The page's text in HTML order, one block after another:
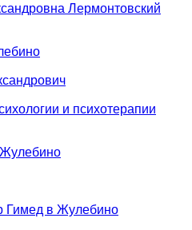
Лермонтовский
и психотерапии
Гимед в Жулебино